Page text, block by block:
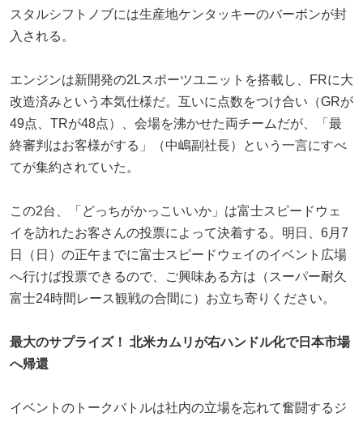
スタルシフトノブには生産地ケンタッキーのバーボンが封
入される。
エンジンは新開発の2Lスポーツユニットを搭載し、FRに大
改造済みという本気仕様だ。互いに点数をつけ合い（GRが
49点、TRが48点）、会場を沸かせた両チームだが、「最
終審判はお客様がする」（中嶋副社長）という一言にすべ
てが集約されていた。
この2台、「どっちがかっこいいか」は富士スピードウェ
イを訪れたお客さんの投票によって決着する。明日、6月7
日（日）の正午までに富士スピードウェイのイベント広場
へ行けば投票できるので、ご興味ある方は（スーパー耐久
富士24時間レース観戦の合間に）お立ち寄りください。
最大のサプライズ！ 北米カムリが右ハンドル化で日本市場
へ帰還
イベントのトークバトルは社内の立場を忘れて奮闘するジ